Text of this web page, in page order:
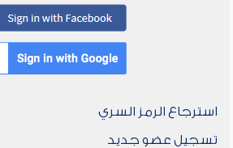
استرجاع الرمز السري
تسجيل عضو جديد